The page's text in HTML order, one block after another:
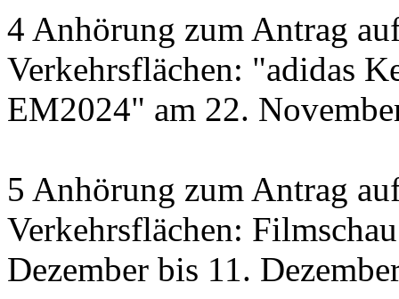
4 Anhörung zum Antrag
Verkehrsflächen: "adidas
EM2024" am 22.
5 Anhörung zum Antrag
Verkehrsflächen:
Dezember bis 11.